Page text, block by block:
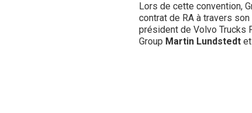
Lors de cette convention,
contrat de RA à travers
président de Volvo Trucks
Group Martin Lundstedt